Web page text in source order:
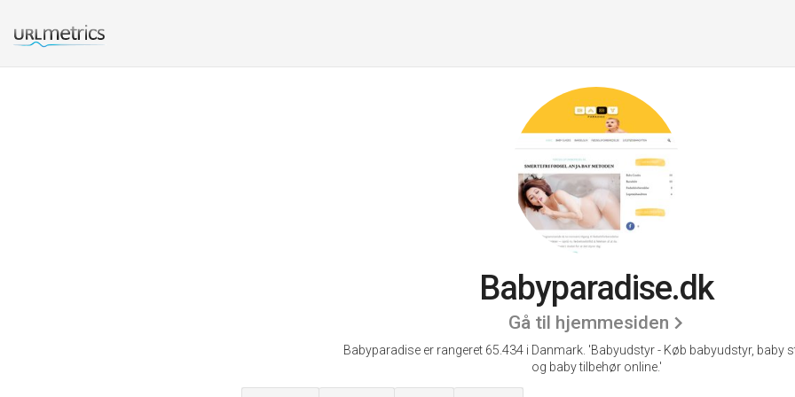
Babyparadise.dk
Gå til hjemmesiden
Babyparadise er rangeret 65.434 i Danmark. 'Babyudstyr - Køb babyudstyr, baby
og baby tilbehør online.'